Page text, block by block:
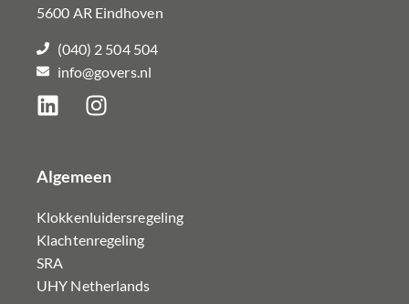
5600 AR Eindhoven
(040) 2 504 504
info@govers.nl
Algemeen
Klokkenluidersregeling
Klachtenregeling
SRA
UHY Netherlands